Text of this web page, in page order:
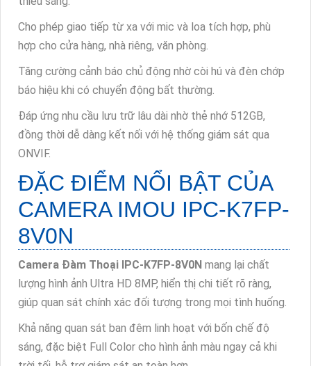
Cho phép giao tiếp từ xa với mic và loa tích hợp, phù
hợp cho cửa hàng, nhà riêng, văn phòng.
Tăng cường cảnh báo chủ động nhờ còi hú và đèn chớp
báo hiệu khi có chuyển động bất thường.
Đáp ứng nhu cầu lưu trữ lâu dài nhờ thẻ nhớ 512GB,
đồng thời dễ dàng kết nối với hệ thống giám sát qua
ONVIF.
ĐẶC ĐIỂM NỔI BẬT CỦA
CAMERA IMOU IPC-K7FP-
8V0N
Camera Đàm Thoại IPC-K7FP-8V0N mang lại chất
lượng hình ảnh Ultra HD 8MP, hiển thị chi tiết rõ ràng,
giúp quan sát chính xác đối tượng trong mọi tình huống.
Khả năng quan sát ban đêm linh hoạt với bốn chế độ
sáng, đặc biệt Full Color cho hình ảnh màu ngay cả khi